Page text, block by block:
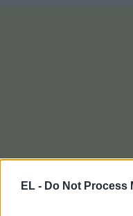
EL - Do Not Process